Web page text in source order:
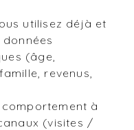
utilisez déjà et
(âge,
revenus,
à
(visites /